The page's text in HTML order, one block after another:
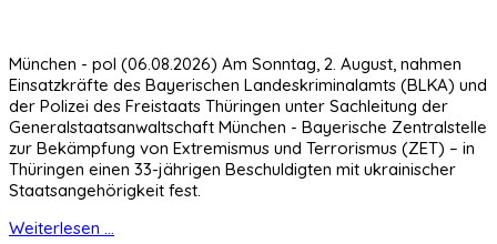
München - pol (06.08.2026) Am Sonntag, 2. August, nahmen
Einsatzkräfte des Bayerischen Landeskriminalamts (BLKA) und
der Polizei des Freistaats Thüringen unter Sachleitung der
Generalstaatsanwaltschaft München - Bayerische Zentralstelle
zur Bekämpfung von Extremismus und Terrorismus (ZET) – in
Thüringen einen 33-jährigen Beschuldigten mit ukrainischer
Staatsangehörigkeit fest.
Weiterlesen ...